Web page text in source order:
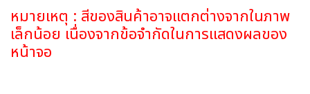
หมายเหตุ : สีของสินค้าอาจแตกต่างจากในภาพ
เล็กน้อย เนื่องจากข้อจำกัดในการแสดงผลของ
หน้าจอ